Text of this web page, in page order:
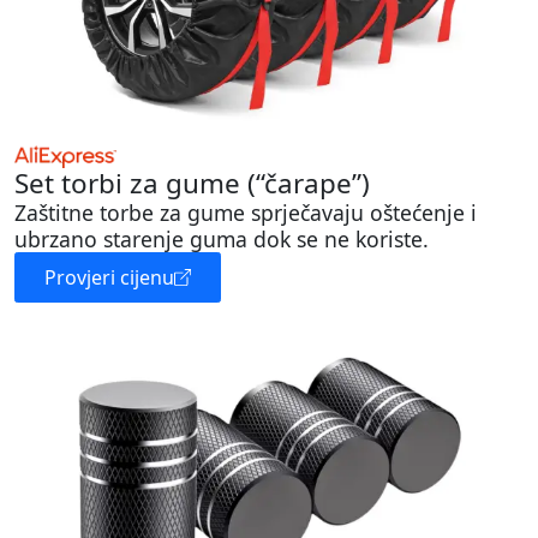
Set torbi za gume (“čarape”)
Zaštitne torbe za gume sprječavaju oštećenje i
ubrzano starenje guma dok se ne koriste.
Provjeri cijenu